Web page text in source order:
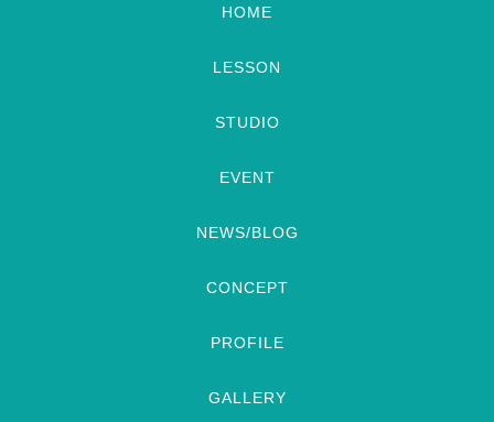
HOME
LESSON
STUDIO
EVENT
NEWS/BLOG
CONCEPT
PROFILE
GALLERY